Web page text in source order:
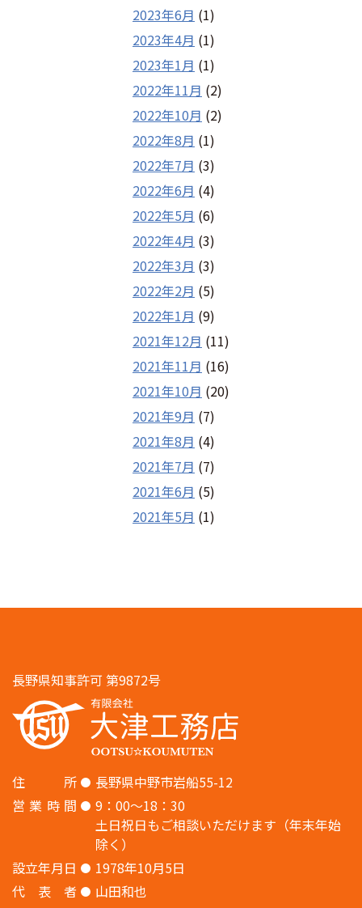
2023年6月 (1)
2023年4月 (1)
2023年1月 (1)
2022年11月 (2)
2022年10月 (2)
2022年8月 (1)
2022年7月 (3)
2022年6月 (4)
2022年5月 (6)
2022年4月 (3)
2022年3月 (3)
2022年2月 (5)
2022年1月 (9)
2021年12月 (11)
2021年11月 (16)
2021年10月 (20)
2021年9月 (7)
2021年8月 (4)
2021年7月 (7)
2021年6月 (5)
2021年5月 (1)
長野県知事許可 第9872号
住 所
長野県中野市岩船55-12
営 業 時 間
9：00〜18：30
土日祝日もご相談いただけます（年末年始
除く）
設立年月日
1978年10月5日
代
表 者
山田和也